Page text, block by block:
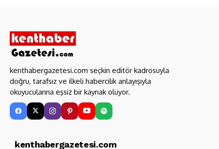
kenthabergazetesi.com seçkin editör kadrosuyla
doğru, tarafsız ve ilkeli habercilik anlayışıyla
okuyucularına eşsiz bir kaynak oluyor.
kenthabergazetesi.com